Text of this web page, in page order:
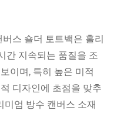
스 숄더 토트백은 홀리
간 지속되는 품질을 조
이며, 특히 높은 미적
디자인에 초점을 맞추
미엄 방수 캔버스 소재